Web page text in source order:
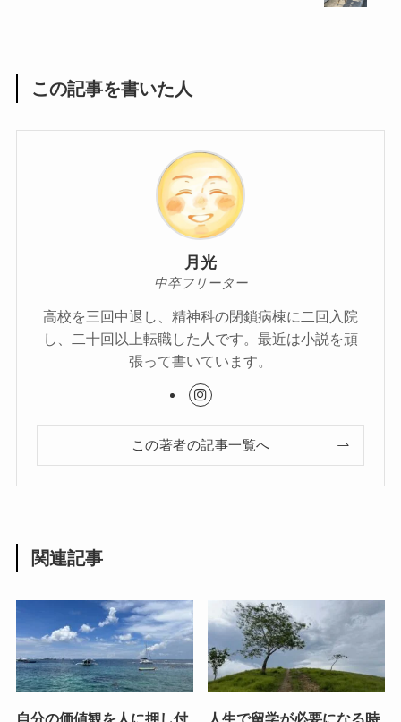
この記事を書いた人
月光
中卒フリーター
高校を三回中退し、精神科の閉鎖病棟に二回入院
し、二十回以上転職した人です。最近は小説を頑
張って書いています。
この著者の記事一覧へ
関連記事
自分の価値観を人に押し付 人生で留学が必要になる時